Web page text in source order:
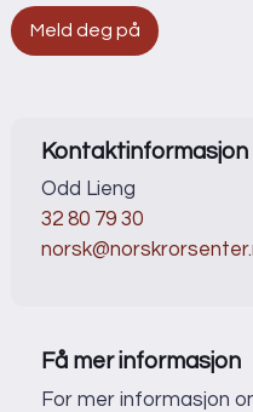
Meld deg på
Kontaktinformasjon
Odd Lieng
32 80 79 30
Få mer informasjon
For mer informasjon